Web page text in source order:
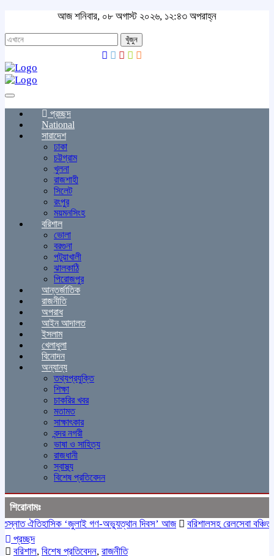
আজ শনিবার, ০৮ অগাস্ট ২০২৬, ১২:৪৩ অপরাহ্ন
খুঁজুন
Toggle
navigation প্রচ্ছদ
National
সারাদেশ
ঢাকা
চট্টগ্রাম
খুলনা
রাজশাহী
সিলেট
রংপুর
ময়মনসিংহ
বরিশাল
ভোলা
বরগুনা
পটুয়াখালী
ঝালকাঠি
পিরোজপুর
আন্তর্জাতিক
রাজনীতি
অপরাধ
আইন আদালত
ইসলাম
খেলাধুলা
বিনোদন
অন্যান্য
তথ্যপ্রযুক্তি
শিক্ষা
চাকরির খবর
মতামত
সাক্ষাৎকার
বন্দর নগরী
ভাষা ও সাহিত্য
রাজধানী
স্বাস্থ্য
বিশেষ প্রতিবেদন
শিরোনামঃ
ঐতিহাসিক ‌‘জুলাই গণ-অভ্যুত্থান দিবস’ আজ
বরিশালসহ রেলসেবা বঞ্চিত
প্রচ্ছদ
বরিশাল, বিশেষ প্রতিবেদন, রাজনীতি